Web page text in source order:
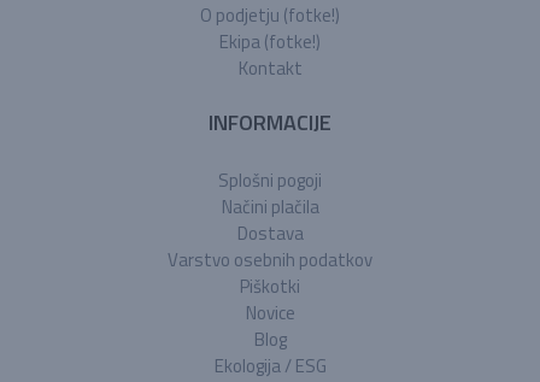
O podjetju (fotke!)
Ekipa (fotke!)
Kontakt
INFORMACIJE
Splošni pogoji
Načini plačila
Dostava
Varstvo osebnih podatkov
Piškotki
Novice
Blog
Ekologija / ESG